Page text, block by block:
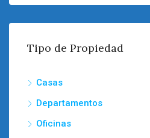
Tipo de Propiedad
Casas
Departamentos
Oficinas